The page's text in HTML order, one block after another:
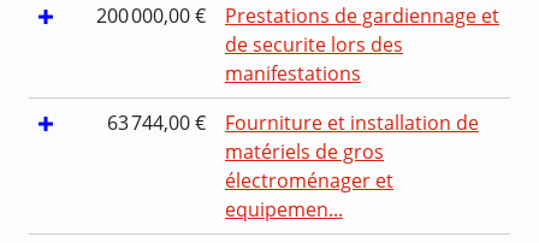
200 000,00 €
Prestations de gardiennage et
de securite lors des
manifestations
63 744,00 €
Fourniture et installation de
matériels de gros
électroménager et
equipemen...